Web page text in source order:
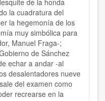
de la honda
la cuadratura del
la hegemonía de los
muy simbólica para
Manuel Fraga-;
de Sánchez
echar a andar -al
desalentadores nueve
del examen como
recrearse en la